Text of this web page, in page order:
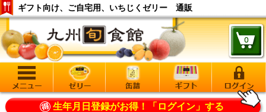
ギフト向け、ご自宅用、いちじくゼリー 通販
生年月日登録がお得！ 「ログイン」する